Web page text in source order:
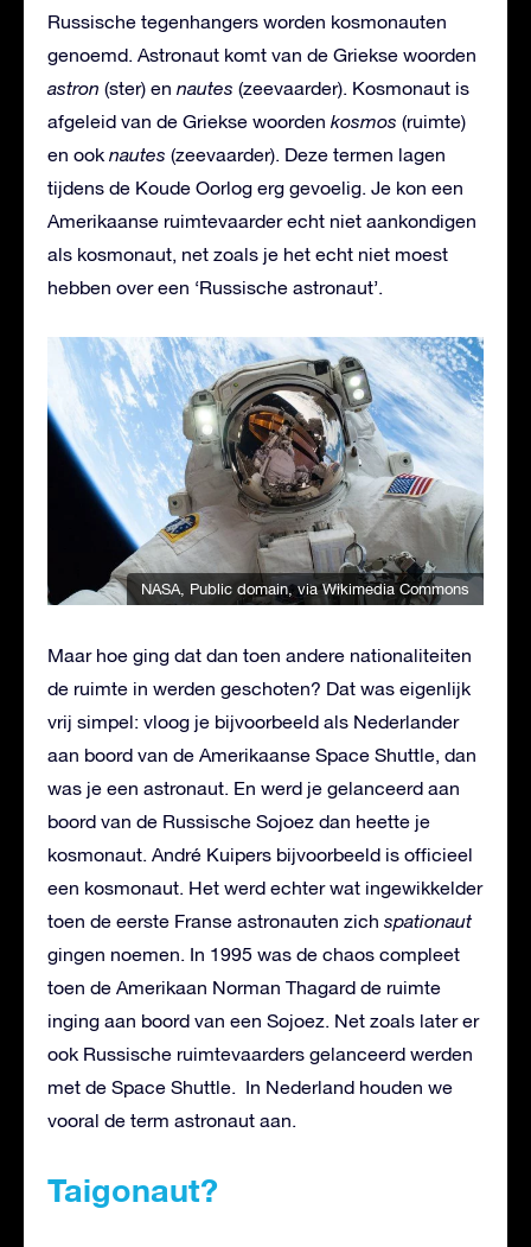
Russische tegenhangers worden kosmonauten
genoemd. Astronaut komt van de Griekse woorden
astron (ster) en nautes (zeevaarder). Kosmonaut is
afgeleid van de Griekse woorden kosmos (ruimte)
en ook nautes (zeevaarder). Deze termen lagen
tijdens de Koude Oorlog erg gevoelig. Je kon een
Amerikaanse ruimtevaarder echt niet aankondigen
als kosmonaut, net zoals je het echt niet moest
hebben over een ‘Russische astronaut’.
NASA , Public domain, via Wikimedia Commons
Maar hoe ging dat dan toen andere nationaliteiten
de ruimte in werden geschoten? Dat was eigenlijk
vrij simpel: vloog je bijvoorbeeld als Nederlander
aan boord van de Amerikaanse Space Shuttle, dan
was je een astronaut. En werd je gelanceerd aan
boord van de Russische Sojoez dan heette je
kosmonaut. André Kuipers bijvoorbeeld is officieel
een kosmonaut. Het werd echter wat ingewikkelder
toen de eerste Franse astronauten zich spationaut
gingen noemen. In 1995 was de chaos compleet
toen de Amerikaan Norman Thagard de ruimte
inging aan boord van een Sojoez. Net zoals later er
ook Russische ruimtevaarders gelanceerd werden
met de Space Shuttle. In Nederland houden we
vooral de term astronaut aan.
Taigonaut?